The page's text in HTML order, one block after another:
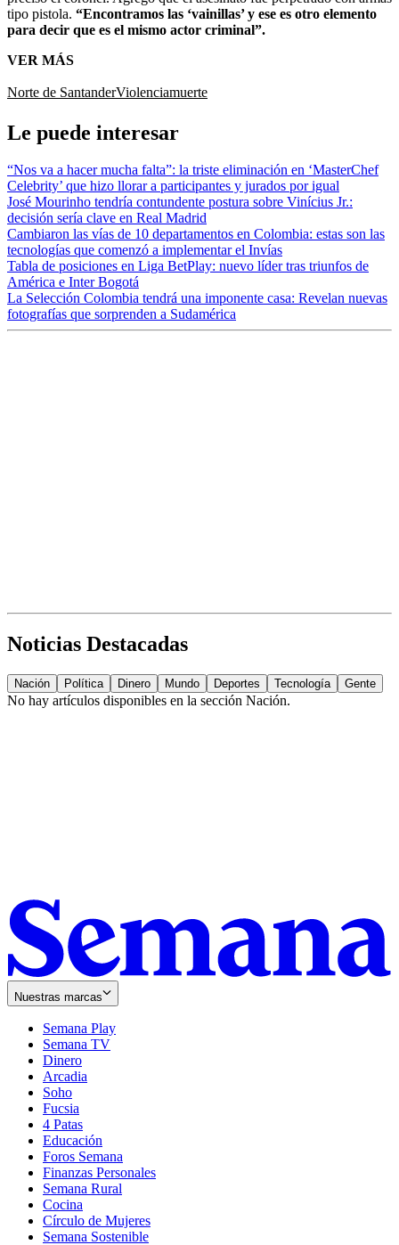
tipo pistola. “Encontramos las ‘vainillas’ y ese es otro elemento
para decir que es el mismo actor criminal”.
VER MÁS
Norte de SantanderViolenciamuerte
Le puede interesar
“Nos va a hacer mucha falta”: la triste eliminación en ‘MasterChef
Celebrity’ que hizo llorar a participantes y jurados por igual
José Mourinho tendría contundente postura sobre Vinícius Jr.:
decisión sería clave en Real Madrid
Cambiaron las vías de 10 departamentos en Colombia: estas son las
tecnologías que comenzó a implementar el Invías
Tabla de posiciones en Liga BetPlay: nuevo líder tras triunfos de
América e Inter Bogotá
La Selección Colombia tendrá una imponente casa: Revelan nuevas
fotografías que sorprenden a Sudamérica
Noticias Destacadas
Nación Política Dinero Mundo Deportes Tecnología Gente
No hay artículos disponibles en la sección Nación.
Nuestras marcas
Semana Play
Semana TV
Dinero
Arcadia
Soho
in
new
window
Fucsia
in
new
window
4 Patas
Educación
Foros Semana
Finanzas Personales
Semana Rural
Cocina
Círculo de Mujeres
Semana Sostenible